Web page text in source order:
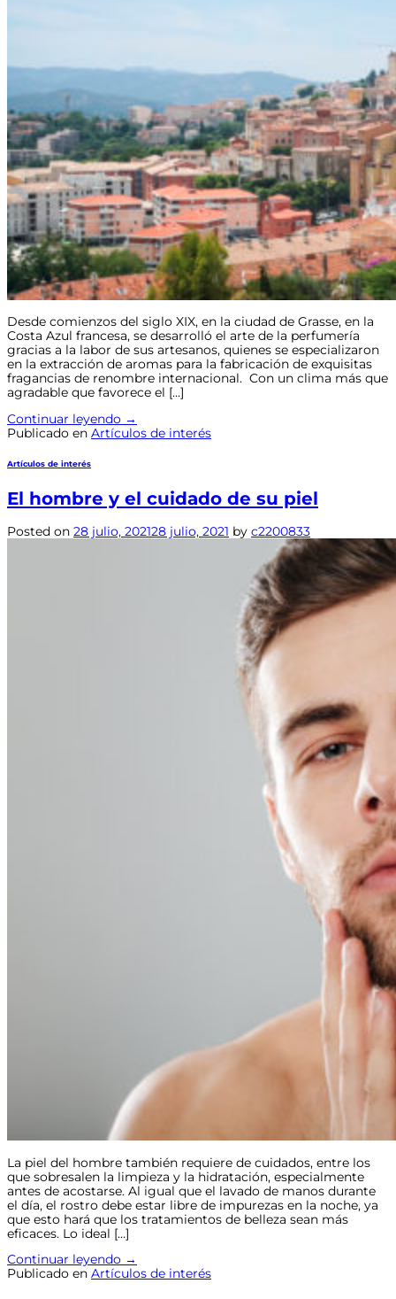
Desde comienzos del siglo XIX, en la ciudad de Grasse, en la
Costa Azul francesa, se desarrolló el arte de la perfumería
gracias a la labor de sus artesanos, quienes se especializaron
en la extracción de aromas para la fabricación de exquisitas
fragancias de renombre internacional. Con un clima más que
agradable que favorece el […]
Continuar leyendo →
Publicado en Artículos de interés
Artículos de interés
El hombre y el cuidado de su piel
Posted on 28 julio, 202128 julio, 2021 by c2200833
La piel del hombre también requiere de cuidados, entre los
que sobresalen la limpieza y la hidratación, especialmente
antes de acostarse. Al igual que el lavado de manos durante
el día, el rostro debe estar libre de impurezas en la noche, ya
que esto hará que los tratamientos de belleza sean más
eficaces. Lo ideal […]
Continuar leyendo →
Publicado en Artículos de interés